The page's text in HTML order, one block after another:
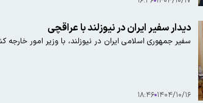
دیدار سفیر ایران در نیوزلند با عراقچی
سفیر جمهوری اسلامی ایران در نیوزلند، با وزیر امور خارجه
۱۴۰۴/۱۰/۱۶ ۱۸:۴۶